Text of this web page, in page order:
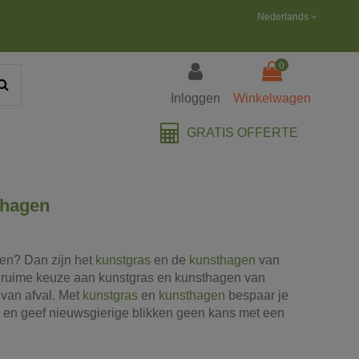
Nederlands
Inloggen
0
Winkelwagen
GRATIS OFFERTE
Dan zijn het kunstgrasen de kunsthagen van
keuze aan kunstgras en kunsthagen van
afval. Met kunstgrasen kunsthagen bespaar je
geef nieuwsgierige blikken geen kans met een